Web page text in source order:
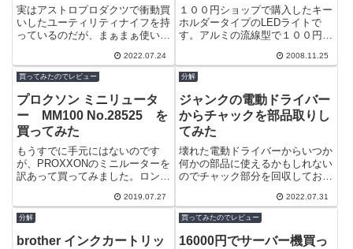
た ダイソー300円＆アス
トロプロダクツ1000円
実はアストロプロダクツで衝動買
いしたユーティリティナイフを持
っているのだが、まぁまぁ使い勝
イソーの３００円商品 折り畳み
式カッター...
2022.07.24
１００円ショップで購入したキー
ホルダータイプのLEDライトで
す。アルミの流線型で１００円に
的にはかなり気に入っているので
すが、残念...
2008.11.25
買ってみたのでレビュー
プロクソン ミニリュータ
ー MM100 No.28525 を
買ってみた
もうすでに手元にはないのです
が、PROXXONのミニルーターを
訳あって買ってみました。ロング
連続使用15分評判も良い商品で
す。 定...
2019.07.27
分解
ジャンクの電動ドライバー
からチャックを部品取りし
てみた
壊れた電動ドライバーからいつか
何かの部品に使えるかもしれない
のでチャック部分を回収しておく
は難しくはないのだが、結構固着
している場...
2022.07.31
分解
brother インクカートリッ
買ってみたのでレビュー
16000円でサーバー機買っ